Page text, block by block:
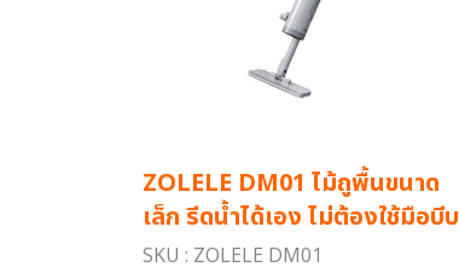
ZOLELE DM01 ไม้ถูพื้นขนาด
เล็ก รีดน้ำได้เอง ไม่ต้องใช้มือบีบ
SKU : ZOLELE DM01